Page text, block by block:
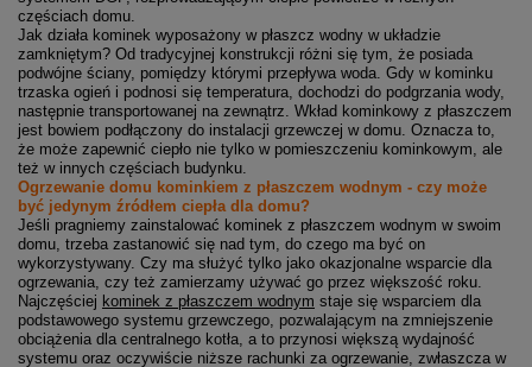
częściach domu.
Jak działa kominek wyposażony w płaszcz wodny w układzie
zamkniętym? Od tradycyjnej konstrukcji różni się tym, że posiada
podwójne ściany, pomiędzy którymi przepływa woda. Gdy w kominku
trzaska ogień i podnosi się temperatura, dochodzi do podgrzania wody,
następnie transportowanej na zewnątrz. Wkład kominkowy z płaszczem
jest bowiem podłączony do instalacji grzewczej w domu. Oznacza to,
że może zapewnić ciepło nie tylko w pomieszczeniu kominkowym, ale
też w innych częściach budynku.
Ogrzewanie domu kominkiem z płaszczem wodnym - czy może
być jedynym źródłem ciepła dla domu?
Jeśli pragniemy zainstalować kominek z płaszczem wodnym w swoim
domu, trzeba zastanowić się nad tym, do czego ma być on
wykorzystywany. Czy ma służyć tylko jako okazjonalne wsparcie dla
ogrzewania, czy też zamierzamy używać go przez większość roku.
Najczęściej kominek z płaszczem wodnym staje się wsparciem dla
podstawowego systemu grzewczego, pozwalającym na zmniejszenie
obciążenia dla centralnego kotła, a to przynosi większą wydajność
systemu oraz oczywiście niższe rachunki za ogrzewanie, zwłaszcza w